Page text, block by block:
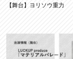
【舞台】ヨリソウ重力